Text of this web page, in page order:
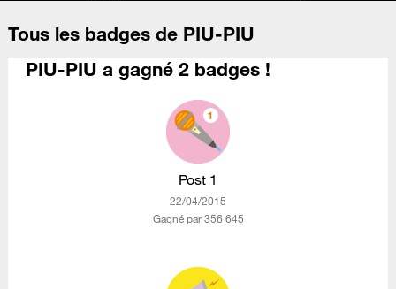
Tous les badges de PIU-PIU
PIU-PIU a gagné 2 badges !
Post 1
‎22/04/2015
Gagné par 356 645